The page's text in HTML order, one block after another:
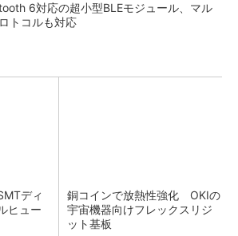
6対応の超小型BLEモジュール、マル
トコルも対応
ディ
ヒュー
銅コインで放熱性強化 OKIの
宇宙機器向けフレックスリジ
ット基板